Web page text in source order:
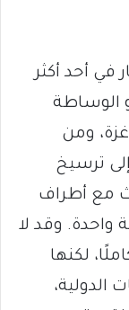
في أحد أكثر
الوساطة
ومن
ترسيخ
مع أطراف
وقد لا
لكنها